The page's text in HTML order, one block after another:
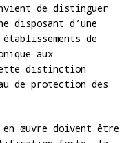
de distinguer
disposant d’une
de
aux
distinction
de protection des
en œuvre doivent être